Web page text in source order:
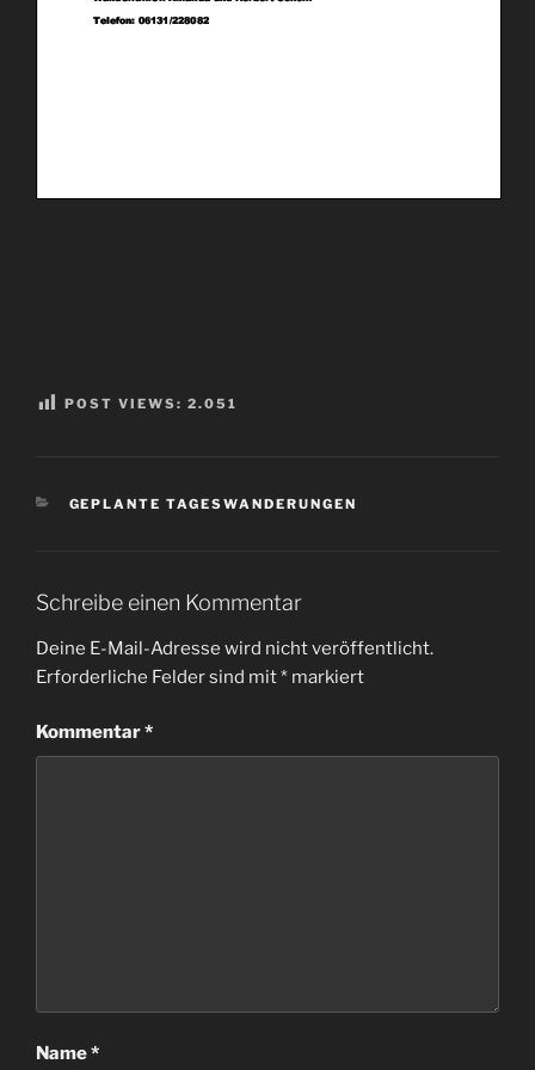
POST VIEWS: 2.051
KATEGORIEN
GEPLANTE TAGESWANDERUNGEN
Schreibe einen Kommentar
Deine E-Mail-Adresse wird nicht veröffentlicht.
Erforderliche Felder sind mit* markiert
Kommentar*
Name*